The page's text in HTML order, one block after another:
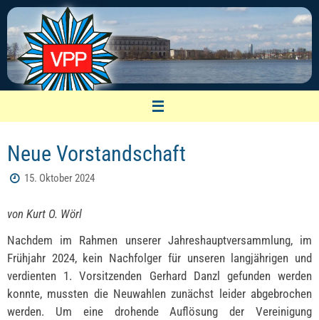
Zum
Inhalt
springen
Vereinigung pensionierter Polizeibeamter
Neue Vorstandschaft
15. Oktober 2024
von Kurt O. Wörl
Nachdem im Rahmen unserer Jahreshauptversammlung, im
Frühjahr 2024, kein Nachfolger für unseren langjährigen und
verdienten 1. Vorsitzenden Gerhard Danzl gefunden werden
konnte, mussten die Neuwahlen zunächst leider abgebrochen
werden. Um eine drohende Auflösung der Vereinigung